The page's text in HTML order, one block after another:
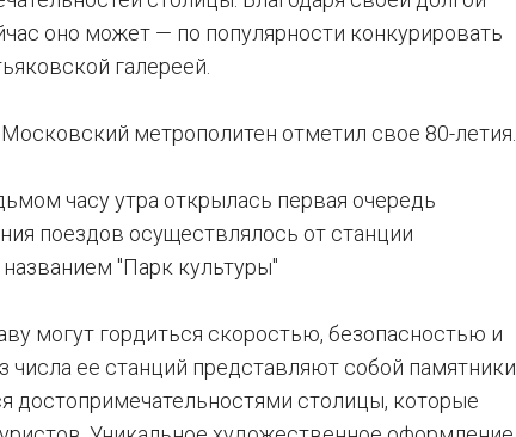
оно может — по популярности конкурировать
галереей.
метрополитен отметил свое 80-летия.
часу утра открылась первая очередь
поездов осуществлялось от станции
"Парк культуры"
могут гордиться скоростью, безопасностью и
числа ее станций представляют собой памятники
достопримечательностями столицы, которые